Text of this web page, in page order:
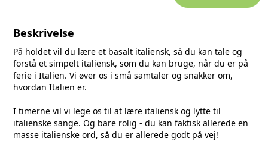
Beskrivelse
På holdet vil du lære et basalt italiensk, så du kan tale og
forstå et simpelt italiensk, som du kan bruge, når du er på
ferie i Italien. Vi øver os i små samtaler og snakker om,
hvordan Italien er.
I timerne vil vi lege os til at lære italiensk og lytte til
italienske sange. Og bare rolig - du kan faktisk allerede en
masse italienske ord, så du er allerede godt på vej!